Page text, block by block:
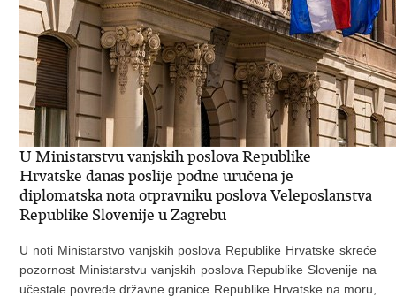
U Ministarstvu vanjskih poslova Republike
Hrvatske danas poslije podne uručena je
diplomatska nota otpravniku poslova Veleposlanstva
Republike Slovenije u Zagrebu
U noti Ministarstvo vanjskih poslova Republike Hrvatske skreće
pozornost Ministarstvu vanjskih poslova Republike Slovenije na
učestale povrede državne granice Republike Hrvatske na moru,